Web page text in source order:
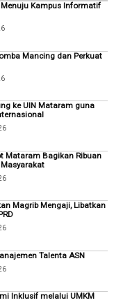
Kampus Informatif
Mancing dan Perkuat
ke UIN Mataram guna
Mataram Bagikan Ribuan
Magrib Mengaji, Libatkan
Talenta ASN
Inklusif melalui UMKM